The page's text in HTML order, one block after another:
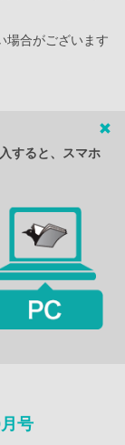
場合がございます
すると、スマホ
号